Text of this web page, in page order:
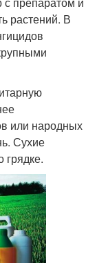
растений. В
или народных
Сухие